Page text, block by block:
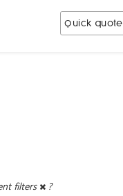
Quick quote
filters ?